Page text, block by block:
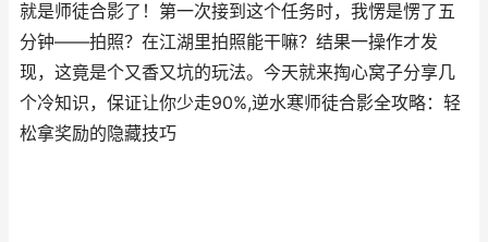
就是师徒合影了！第一次接到这个任务时，我愣是愣了五
分钟——拍照？在江湖里拍照能干嘛？结果一操作才发
现，这竟是个又香又坑的玩法。今天就来掏心窝子分享几
个冷知识，保证让你少走90%,逆水寒师徒合影全攻略：轻
松拿奖励的隐藏技巧